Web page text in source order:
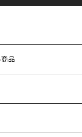
商品